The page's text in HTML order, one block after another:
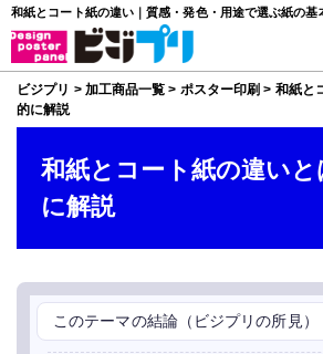
和紙とコート紙の違い｜質感・発色・用途で選ぶ紙の基
ビジプリ > 加工商品一覧 > ポスター印刷 > 和紙と
的に解説
和紙とコート紙の違いと
に解説
このテーマの結論（ビジプリの所見）